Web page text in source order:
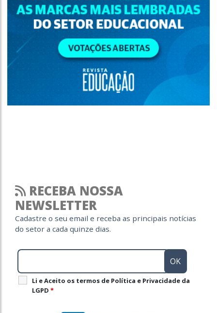
RECEBA NOSSA
NEWSLETTER
Cadastre o seu email e receba as principais notícias
do setor a cada quinze dias.
Li e Aceito os termos de Política e Privacidade da
LGPD *